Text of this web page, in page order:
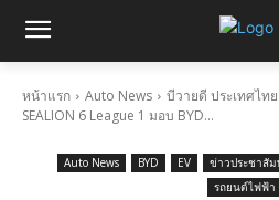
หน้าแรก Auto News
บีวายดี ประเทศไท
SEALION 6 League 1 มอบ BYD...
Auto News BYD EV ข่าวประชาสั
รถยนต์ไฟฟ้า